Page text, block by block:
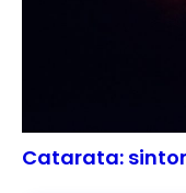
Catarata: